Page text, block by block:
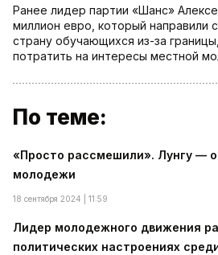
Ранее лидер партии «Шанс»
миллион евро, который направили
страну обучающихся из-за
потратить на интересы местной
По теме:
«Просто рассмешили». Лунгу —
молодежи
18 сентября 2024 | 11:59
Лидер молодежного движения
политических настроениях